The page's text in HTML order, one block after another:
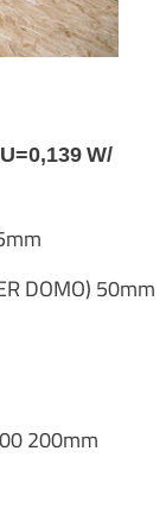
W/
DOMO) 50mm
200mm